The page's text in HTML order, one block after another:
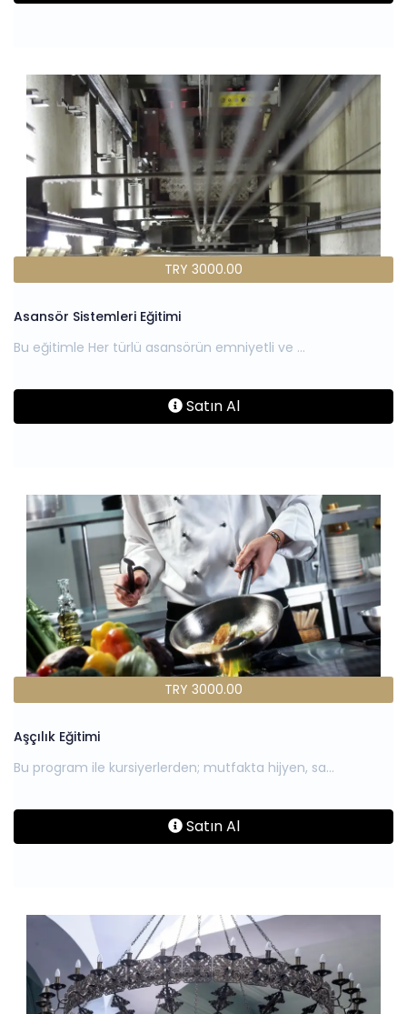
TRY 3000.00
Asansör Sistemleri Eğitimi
Satın Al
TRY 3000.00
Aşçılık Eğitimi
Satın Al